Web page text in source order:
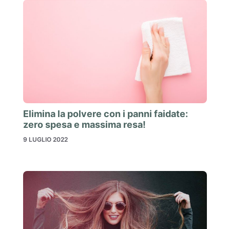
Elimina la polvere con i panni faidate:
zero spesa e massima resa!
9 LUGLIO 2022